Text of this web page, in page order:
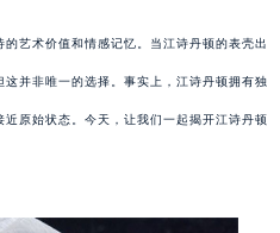
艺术价值和情感记忆。当江诗丹顿的表壳出
并非唯一的选择。事实上，江诗丹顿拥有独
原始状态。今天，让我们一起揭开江诗丹顿